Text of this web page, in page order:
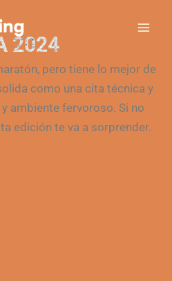
2024
pero tiene lo mejor de
como una cita técnica y
ambiente fervoroso. Si no
edición te va a sorprender.